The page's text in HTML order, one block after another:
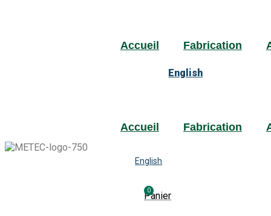
Accueil Fabrication
English
Accueil Fabrication
English
0
Panier